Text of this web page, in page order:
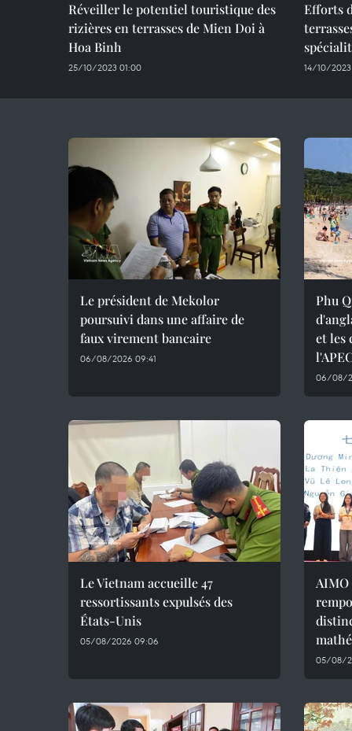
Réveiller le potentiel touristique des
rizières en terrasses de Mien Doi à
Hoa Binh
25/10/2023 01:00
Efforts
14/10/
Le président de Mekolor
poursuivi dans une affaire de
faux virement bancaire
06/08/2026 09:41
Phu
et les
06/08/
Le Vietnam accueille 47
ressortissants expulsés des
États-Unis
05/08/2026 09:06
AIMO
05/08/